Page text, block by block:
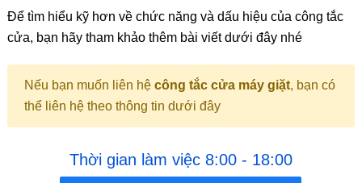
Để tìm hiểu kỹ hơn về chức năng và dấu hiệu của công tắc
cửa, bạn hãy tham khảo thêm bài viết dưới đây nhé
Nếu bạn muốn liên hệ công tắc cửa máy giặt, bạn có
thể liên hệ theo thông tin dưới đây
Thời gian làm việc 8:00 - 18:00